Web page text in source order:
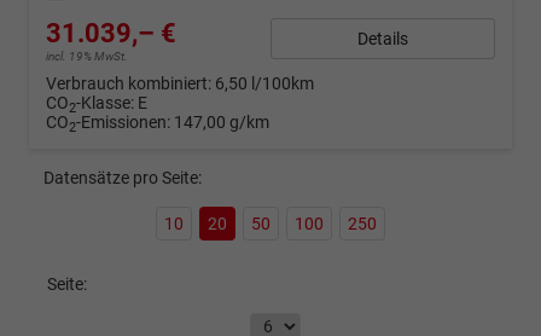
31.039,– €
incl. 19% MwSt.
Details
Verbrauch kombiniert: 6,50 l/100km
CO2-Klasse: E
CO2-Emissionen: 147,00 g/km
Datensätze pro Seite:
10 20 50 100 250
Seite: